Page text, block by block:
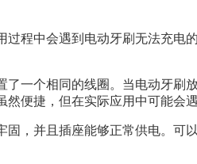
程中会遇到电动牙刷无法充电
一个相同的线圈。当电动牙刷
便捷，但在实际应用中可能会
，并且插座能够正常供电。可